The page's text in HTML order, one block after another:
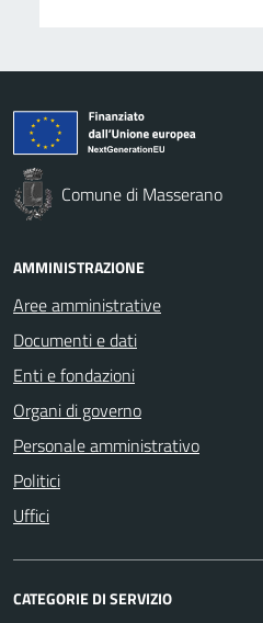
Comune di Masserano
AMMINISTRAZIONE
Aree amministrative
Documenti e dati
Enti e fondazioni
Organi di governo
Personale amministrativo
Politici
Uffici
CATEGORIE DI SERVIZIO